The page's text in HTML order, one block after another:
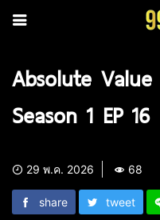
Absolute
Season 1 EP 16
29 พ.ค. 2026 68
share tweet